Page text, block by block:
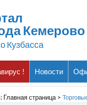
Кемерово
Кузбасса
! Новости
Главная страница>